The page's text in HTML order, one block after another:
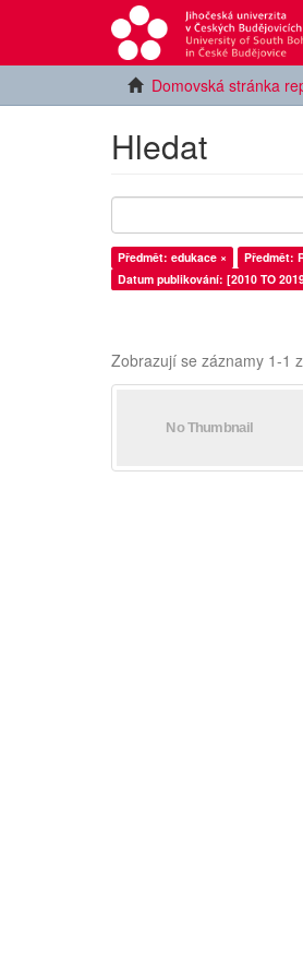
Domovská stránka
Hledat
Předmět: edukace × Předmět:
Datum publikování: [2010 TO
Zobrazují se záznamy 1-1